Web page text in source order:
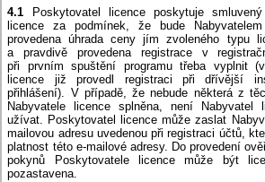
4.1 Poskytovatel licence poskytuje
licence za podmínek, že bude
provedena úhrada ceny jím zvoleného typu
a pravdivě provedena registrace v
při prvním spuštění programu třeba vyplnit
licence již provedl registraci při dřívější
přihlášení). V případě, že nebude některá z
Nabyvatele licence splněna, není Nabyvatel
užívat. Poskytovatel licence může zaslat
mailovou adresu uvedenou při registraci účtů,
platnost této e-mailové adresy. Do provedení
pokynů Poskytovatele licence může být
pozastavena.